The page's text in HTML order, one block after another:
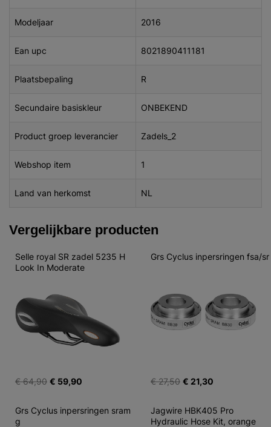
Modeljaar 2016
Ean upc 8021890411181
Plaatsbepaling R
Secundaire basiskleur ONBEKEND
Product groep leverancier Zadels_2
Webshop item 1
Land van herkomst NL
Vergelijkbare producten
Selle royal SR zadel 5235 H
Look In Moderate
€ 64,90 € 59,90
Grs Cyclus inpersringen fsa/sr
€ 27,50 € 21,30
Grs Cyclus inpersringen sram
g
Jagwire HBK405 Pro
Hydraulic Hose Kit, orange